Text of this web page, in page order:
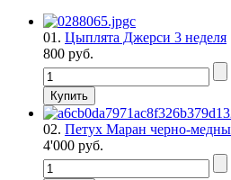
01. Цыплята Джерси 3 неделя
800 руб.
02. Петух Маран черно-
4'000 руб.